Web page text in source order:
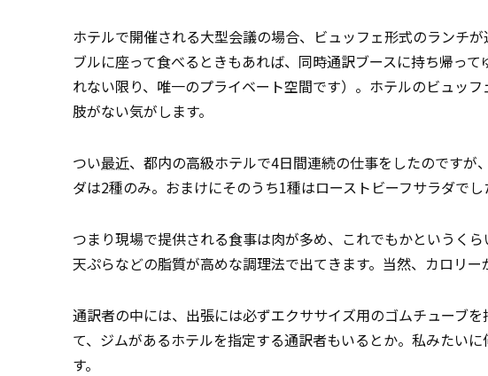
ホテルで開催される大型会議の場合、ビュッフェ形式のランチ
ブルに座って食べるときもあれば、同時通訳ブースに持ち帰っ
れない限り、唯一のプライベート空間です）。ホテルのビュッ
肢がない気がします。
つい最近、都内の高級ホテルで4日間連続の仕事をしたのです
ダは2種のみ。おまけにそのうち1種はローストビーフサラダでし
つまり現場で提供される食事は肉が多め、これでもかというく
天ぷらなどの脂質が高めな調理法で出てきます。当然、カロリ
通訳者の中には、出張には必ずエクササイズ用のゴムチューブ
て、ジムがあるホテルを指定する通訳者もいるとか。私みたい
す。